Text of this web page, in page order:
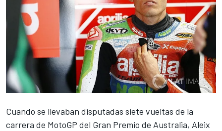
Cuando se llevaban disputadas siete vueltas de la
carrera de MotoGP del Gran Premio de Australia, Aleix